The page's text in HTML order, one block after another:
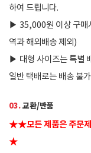
하여 드립니다.
▶ 35,000원 이상 구매
역과 해외배송 제외)
▶ 대형 사이즈는 특별
일반 택배로는 배송 불
03.교환/반품
★★모든 제품은 주문
★